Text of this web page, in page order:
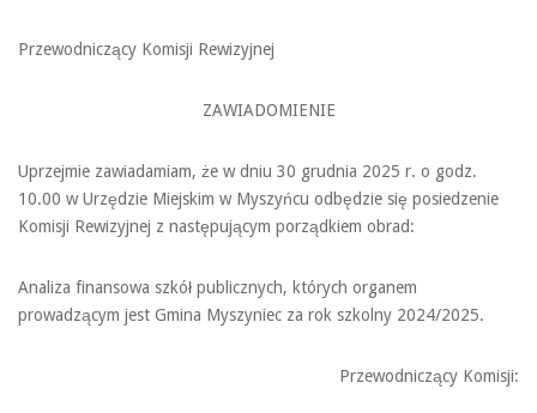
Przewodniczący Komisji Rewizyjnej
ZAWIADOMIENIE
Uprzejmie zawiadamiam, że w dniu 30 grudnia 2025 r. o godz.
10.00 w Urzędzie Miejskim w Myszyńcu odbędzie się posiedzenie
Komisji Rewizyjnej z następującym porządkiem obrad:
Analiza finansowa szkół publicznych, których organem
prowadzącym jest Gmina Myszyniec za rok szkolny 2024/2025.
Przewodniczący Komisji: